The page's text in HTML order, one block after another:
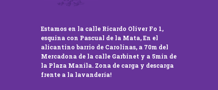
Estamos en la calle Ricardo Oliver Fo 1,
esquina con Pascual de la Mata, En el
alicantino barrio de Carolinas, a 70m del
Mercadona de la calle Garbinet y a 5min de
la Plaza Manila. Zona de carga y descarga
frente a la lavandería!